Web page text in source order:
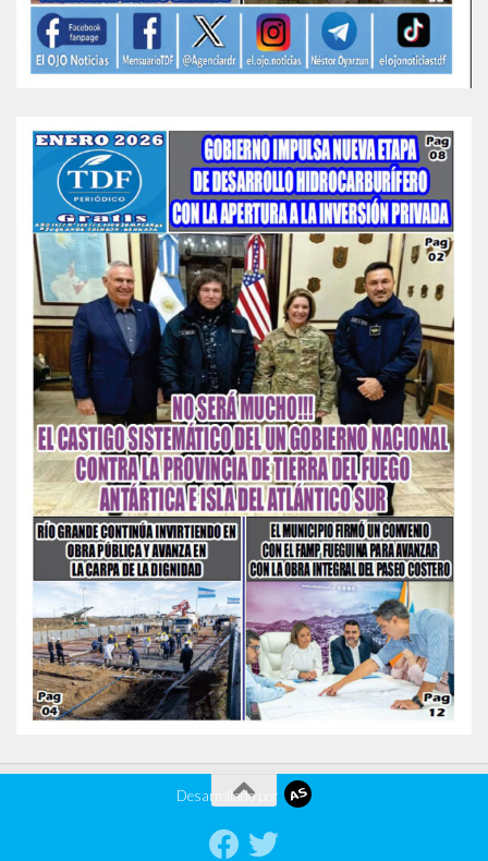
Desarrollado por